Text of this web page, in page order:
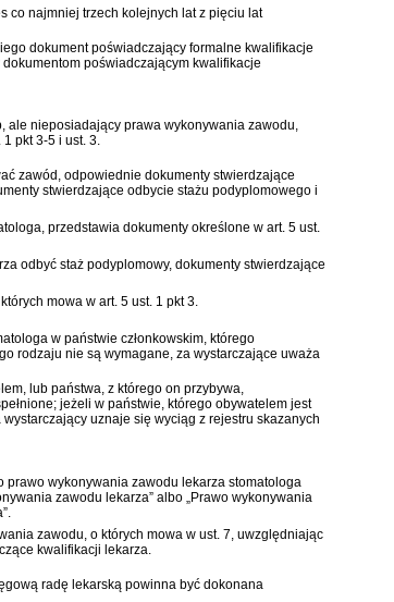
co najmniej trzech kolejnych lat z pięciu lat
dokument poświadczający formalne kwalifikacje
poświadczającym kwalifikacje
ale nieposiadający prawa wykonywania zawodu,
pkt 3-5 i ust. 3.
zawód, odpowiednie dokumenty stwierdzające
stwierdzające odbycie stażu podyplomowego i
przedstawia dokumenty określone w art. 5 ust.
odbyć staż podyplomowy, dokumenty stwierdzające
mowa w art. 5 ust. 1 pkt 3.
w państwie członkowskim, którego
rodzaju nie są wymagane, za wystarczające uważa
lub państwa, z którego on przybywa,
jeżeli w państwie, którego obywatelem jest
uznaje się wyciąg z rejestru skazanych
prawo wykonywania zawodu lekarza stomatologa
zawodu lekarza” albo „Prawo wykonywania
zawodu, o których mowa w ust. 7, uwzględniając
kwalifikacji lekarza.
radę lekarską powinna być dokonana